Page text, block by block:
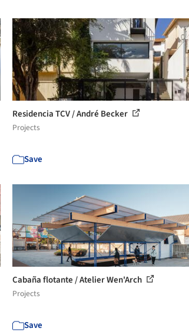
Residencia TCV / André Becker
Projects
Save
Cabaña flotante / Atelier Wen'Arch
Projects
Save